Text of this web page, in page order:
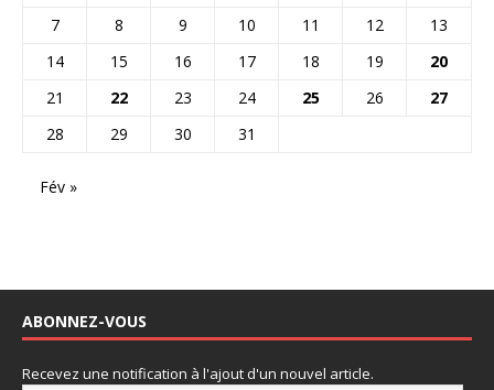
7
8 9 10 11 12
13
14
15 16 17 18 19
20
21
22 23 24 25 26
27
28
29 30 31
Fév »
ABONNEZ-VOUS
Recevez une notification à l'ajout d'un nouvel article.